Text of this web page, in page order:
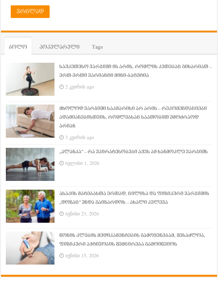
ვრცლად
ბოლო პოპულარული Tags
საუკეთესო ვარჯიში ის არის, რომლის კეთებაც გიხარიათ –
ერთ-ერთი ვარიანტი მინი-ბატუტია
2 კვირის ago
მხოლოდ ვარჯიში საკმარისი არ არის – რეკომენდაციები
ადამიანებისთვის, რომლებსაც საათობით უმოძრაოდ
არიან
3 კვირის ago
„პლანკა“ – რა უპირატესობები აქვს ამ ხანმოკლე ვარჯიშს
ივლისი 1, 2026
ასაკის მატებასთა ერთად, ცილისა და ფიზიკური ვარჯიშის
„დოზაც“ უნდა გაიზარდოს – ახალი კვლევა
ივნისი 23, 2026
წონის კლების მედიკამენტების გამოყენებამ, შესაძლოა,
ფიზიკური აქტივობის შემცირება გამოიწვიოს
ივნისი 15, 2026